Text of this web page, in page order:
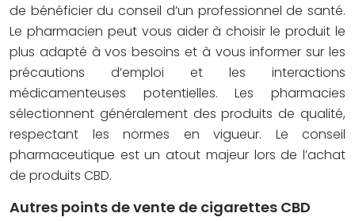
de bénéficier du conseil d’un professionnel de santé.
Le pharmacien peut vous aider à choisir le produit le
plus adapté à vos besoins et à vous informer sur les
précautions d’emploi et les interactions
médicamenteuses potentielles. Les pharmacies
sélectionnent généralement des produits de qualité,
respectant les normes en vigueur. Le conseil
pharmaceutique est un atout majeur lors de l’achat
de produits CBD.
Autres points de vente de cigarettes CBD